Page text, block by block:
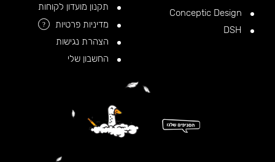
תקנון מועדון לקוחות
מדיניות פרטיות
?
הצהרת נגישות
החשבון שלי